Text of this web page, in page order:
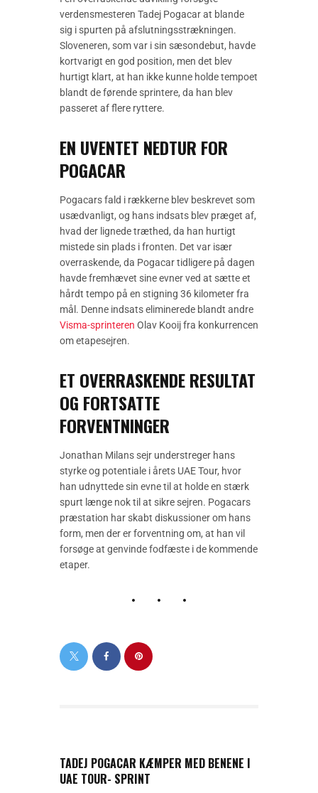
verdensmesteren Tadej Pogacar at blande
sig i spurten på afslutningsstrækningen.
Sloveneren, som var i sin sæsondebut, havde
kortvarigt en god position, men det blev
hurtigt klart, at han ikke kunne holde tempoet
blandt de førende sprintere, da han blev
passeret af flere ryttere.
EN UVENTET NEDTUR FOR
POGACAR
Pogacars fald i rækkerne blev beskrevet som
usædvanligt, og hans indsats blev præget af,
hvad der lignede træthed, da han hurtigt
mistede sin plads i fronten. Det var især
overraskende, da Pogacar tidligere på dagen
havde fremhævet sine evner ved at sætte et
hårdt tempo på en stigning 36 kilometer fra
mål. Denne indsats eliminerede blandt andre
Visma-sprinteren Olav Kooij fra konkurrencen
om etapesejren.
ET OVERRASKENDE RESULTAT
OG FORTSATTE
FORVENTNINGER
Jonathan Milans sejr understreger hans
styrke og potentiale i årets UAE Tour, hvor
han udnyttede sin evne til at holde en stærk
spurt længe nok til at sikre sejren. Pogacars
præstation har skabt diskussioner om hans
form, men der er forventning om, at han vil
forsøge at genvinde fodfæste i de kommende
etaper.
TADEJ POGACAR KÆMPER MED BENENE I
UAE TOUR- SPRINT